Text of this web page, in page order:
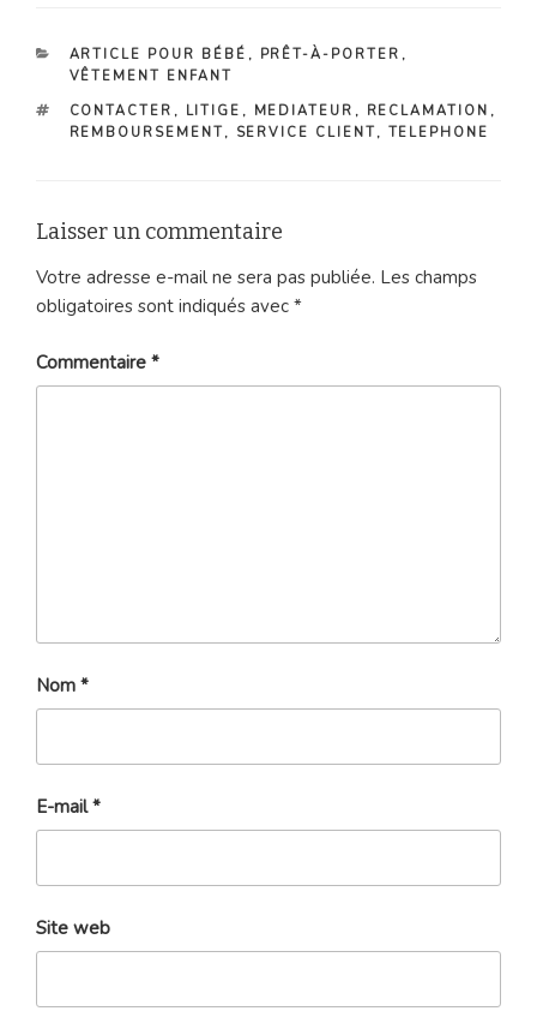
CATÉGORIES
ARTICLE POUR BÉBÉ , PRÊT-À-PORTER ,
VÊTEMENT ENFANT
ÉTIQUETTES
CONTACTER , LITIGE , MEDIATEUR , RECLAMATION ,
REMBOURSEMENT, SERVICE CLIENT, TELEPHONE
Laisser un commentaire
Votre adresse e-mail ne sera pas publiée. Les champs
obligatoires sont indiqués avec *
Commentaire *
Nom *
E-mail*
Site web